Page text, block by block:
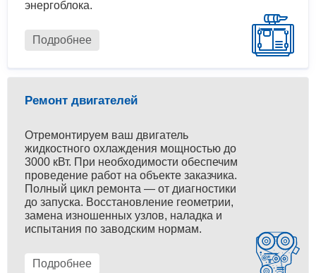
энергоблока.
Подробнее
Ремонт двигателей
Отремонтируем ваш двигатель
жидкостного охлаждения мощностью до
3000 кВт. При необходимости обеспечим
проведение работ на объекте заказчика.
Полный цикл ремонта — от диагностики
до запуска. Восстановление геометрии,
замена изношенных узлов, наладка и
испытания по заводским нормам.
Подробнее